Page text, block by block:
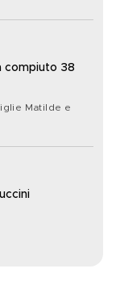
compiuto 38
Matilde e